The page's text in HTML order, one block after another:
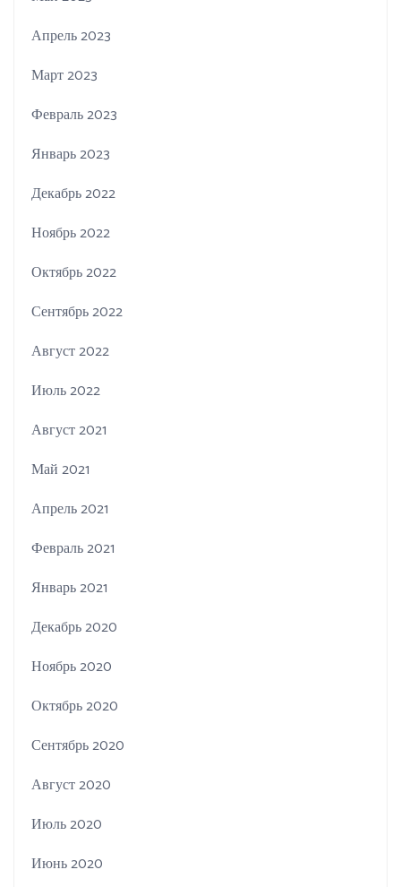
Апрель 2023
Март 2023
Февраль 2023
Январь 2023
Декабрь 2022
Ноябрь 2022
Октябрь 2022
Сентябрь 2022
Август 2022
Июль 2022
Август 2021
Май 2021
Апрель 2021
Февраль 2021
Январь 2021
Декабрь 2020
Ноябрь 2020
Октябрь 2020
Сентябрь 2020
Август 2020
Июль 2020
Июнь 2020